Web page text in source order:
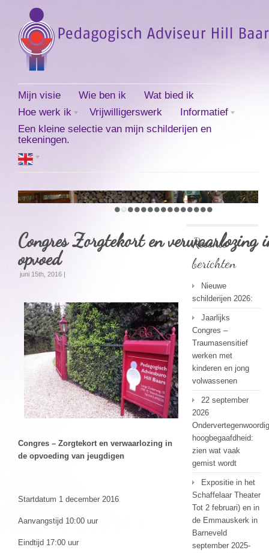
Mijn visie Wie ben ik
Wat bied ik
Hoe werk ik
Vrijwilligerswerk
Informatief
Een kleine selectie van mijn schilderijen en
tekeningen.
Congres Zorgtekort en verwaarlozing
opvoed
juni 15th, 2016 |
Congres – Zorgtekort en verwaarlozing in
de opvoeding van jeugdigen
Startdatum 1 december 2016
Aanvangstijd 10:00 uur
Eindtijd 17:00 uur
Recente
berichten
Nieuwe
schilderijen 2026:
Jaarlijks
Congres –
Traumasensitief
werken met
kinderen en jong
volwassenen
22 september
2026
hoogbegaafdheid:
zien wat vaak
gemist wordt
Expositie in het
Schaffelaar Theater
Tot 2 februari) en in
de Emmauskerk in
Barneveld
september 2025-